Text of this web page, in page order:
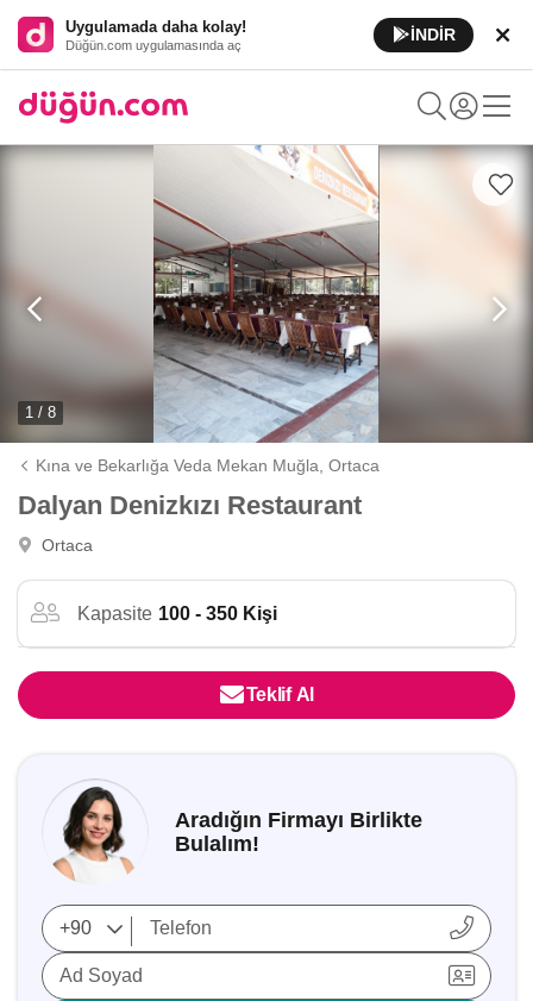
Uygulamada daha kolay!
Düğün.com uygulamasında aç
İNDİR
1 / 8
Kına ve Bekarlığa Veda Mekan Muğla,Ortaca
Dalyan Denizkızı Restaurant
Ortaca
Kapasite 100 - 350 Kişi
Teklif Al
Aradığın Firmayı Birlikte
Bulalım!
Ad Soyad